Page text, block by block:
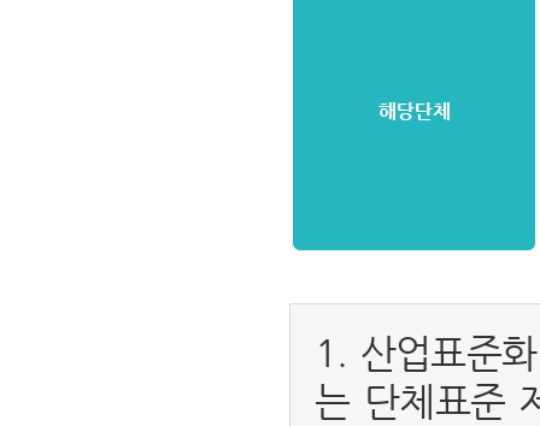
1. 산업표준
는 단체표준